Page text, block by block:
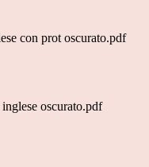
con prot oscurato.pdf
oscurato.pdf